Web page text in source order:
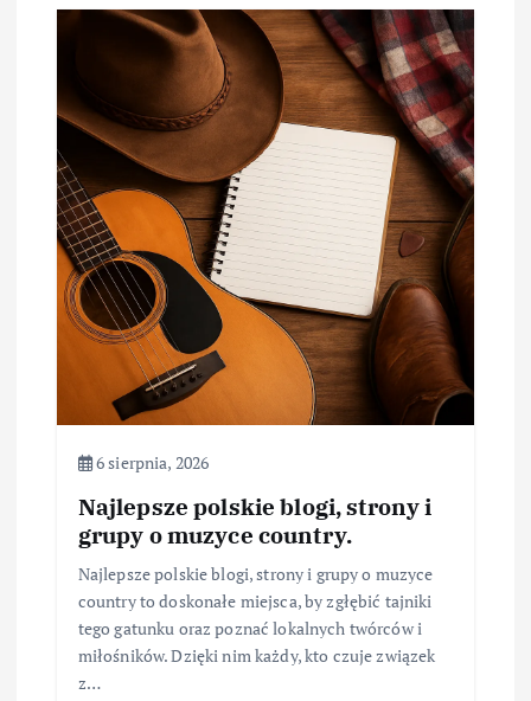
6 sierpnia, 2026
Najlepsze polskie blogi, strony i
grupy o muzyce country.
Najlepsze polskie blogi, strony i grupy o muzyce
country to doskonałe miejsca, by zgłębić tajniki
tego gatunku oraz poznać lokalnych twórców i
miłośników. Dzięki nim każdy, kto czuje związek
z…